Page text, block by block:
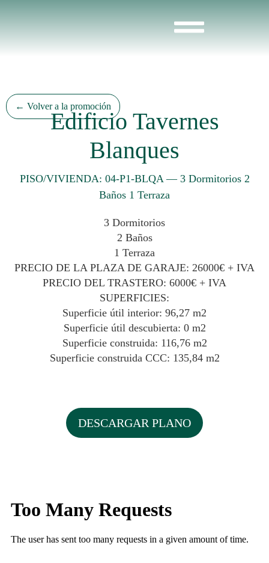
← Volver a la promoción
Edificio Tavernes
Blanques
PISO/VIVIENDA: 04-P1-BLQA — 3 Dormitorios 2
Baños 1 Terraza
3 Dormitorios
2 Baños
1 Terraza
PRECIO DE LA PLAZA DE GARAJE: 26000€ + IVA
PRECIO DEL TRASTERO: 6000€ + IVA
SUPERFICIES:
Superficie útil interior: 96,27 m2
Superficie útil descubierta: 0 m2
Superficie construida: 116,76 m2
Superficie construida CCC: 135,84 m2
DESCARGAR PLANO